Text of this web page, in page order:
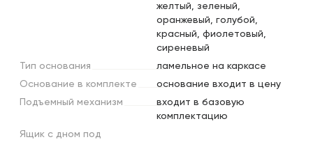
желтый, зеленый,
оранжевый, голубой,
красный, фиолетовый,
сиреневый
Тип основания
ламельное на каркасе
Основание в комплекте
основание входит в цену
Подъемный механизм
входит в базовую
комплектацию
Ящик с дном под